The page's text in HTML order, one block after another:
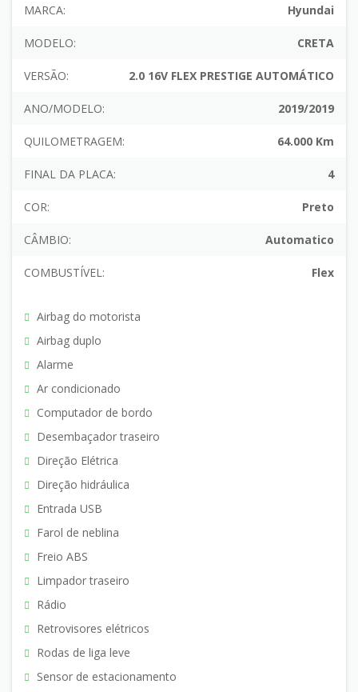
MARCA: Hyundai
MODELO: CRETA
VERSÃO: 2.0 16V FLEX PRESTIGE AUTOMÁTICO
ANO/MODELO: 2019/2019
QUILOMETRAGEM: 64.000 Km
FINAL DA PLACA: 4
COR: Preto
CÂMBIO: Automatico
COMBUSTÍVEL: Flex
Airbag do motorista
Airbag duplo
Alarme
Ar condicionado
Computador de bordo
Desembaçador traseiro
Direção Elétrica
Direção hidráulica
Entrada USB
Farol de neblina
Freio ABS
Limpador traseiro
Rádio
Retrovisores elétricos
Rodas de liga leve
Sensor de estacionamento